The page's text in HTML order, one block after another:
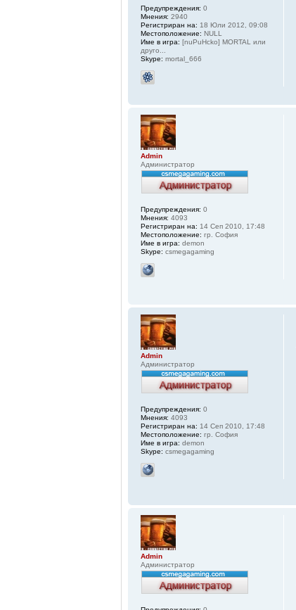
Предупреждения: 0
Мнения: 2940
Регистриран на: 18 Юли 2012, 09:08
Местоположение: NULL
Име в игра: [nuPuHcko] MORTAL или
друго...
Skype: mortal_666
Admin
Администратор
Предупреждения: 0
Мнения: 4093
Регистриран на: 14 Сеп 2010, 17:48
Местоположение: гр. София
Име в игра: demon
Skype: csmegagaming
Admin
Администратор
Предупреждения: 0
Мнения: 4093
Регистриран на: 14 Сеп 2010, 17:48
Местоположение: гр. София
Име в игра: demon
Skype: csmegagaming
Admin
Администратор